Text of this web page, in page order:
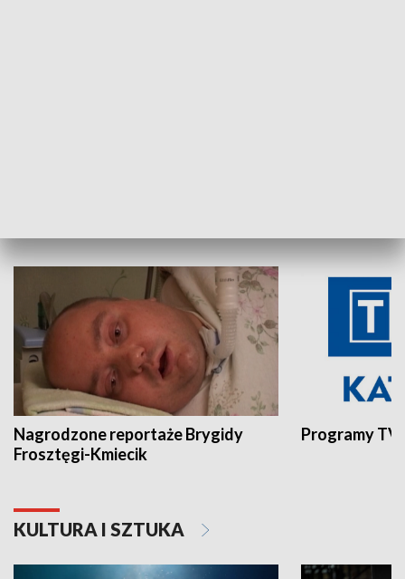
Nagrodzone reportaże Brygidy
Frosztęgi-Kmiecik
Programy
KULTURA I SZTUKA